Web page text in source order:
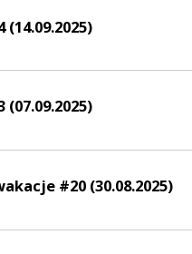
#20 (30.08.2025)